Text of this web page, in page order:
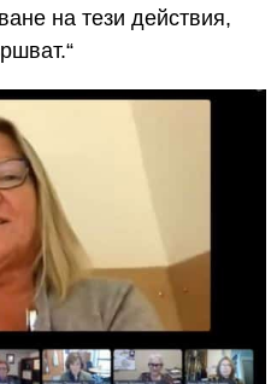
на тези действия,